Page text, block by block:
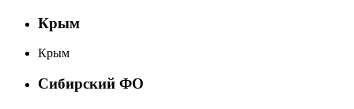
Крым
Крым
Сибирский ФО